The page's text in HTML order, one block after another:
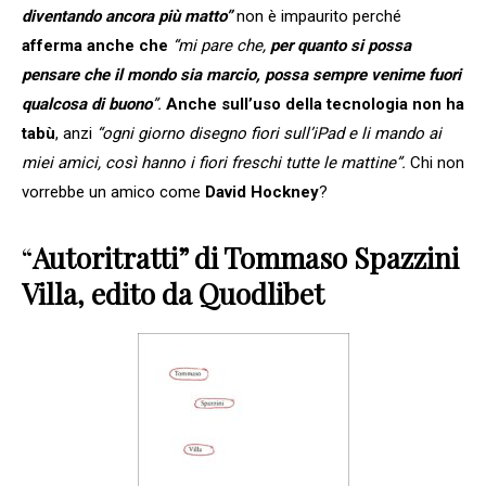
diventando ancora più matto”non è impaurito perché
afferma anche che “mi pare che, per quanto si possa
pensare che il mondo sia marcio, possa sempre venirne fuori
qualcosa di buono”. Anche sull’uso della tecnologia non ha
tabù, anzi “ogni giorno disegno fiori sull’iPad e li mando ai
miei amici, così hanno i fiori freschi tutte le mattine”. Chi non
vorrebbe un amico come David Hockney?
“Autoritratti” di Tommaso Spazzini
Villa, edito da Quodlibet